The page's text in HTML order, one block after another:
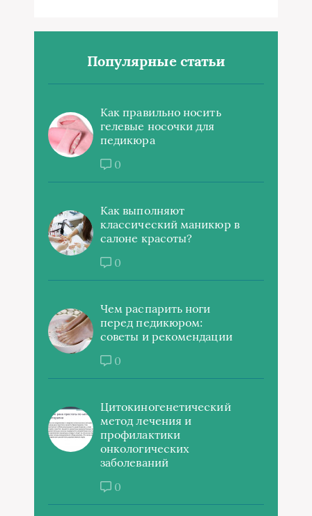
Популярные статьи
Как правильно носить
гелевые носочки для
педикюра
0
Как выполняют
классический маникюр в
салоне красоты?
0
Чем распарить ноги
перед педикюром:
советы и рекомендации
0
Цитокиногенетический
метод лечения и
профилактики
онкологических
заболеваний
0